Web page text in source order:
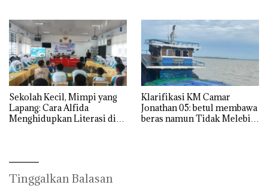
Sekolah Kecil, Mimpi yang
Lapang: Cara Alfida
Menghidupkan Literasi di
Klarifikasi KM Camar
Jonathan 05: betul membawa
beras namun Tidak Melebihi
Tinggalkan Balasan